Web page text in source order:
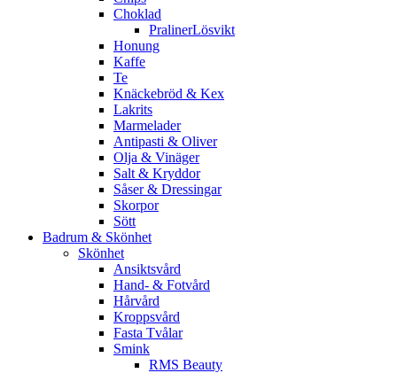
Choklad
PralinerLösvikt
Honung
Kaffe
Te
Knäckebröd & Kex
Lakrits
Marmelader
Antipasti & Oliver
Olja & Vinäger
Salt & Kryddor
Såser & Dressingar
Skorpor
Sött
Badrum & Skönhet
Skönhet
Ansiktsvård
Hand- & Fotvård
Hårvård
Kroppsvård
Fasta Tvålar
Smink
RMS Beauty